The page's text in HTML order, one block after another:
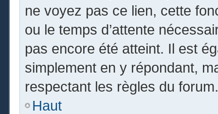
ne voyez pas ce lien, cette
ou le temps d’attente
pas encore été atteint. Il est
simplement en y répondant,
respectant les règles du forum.
Haut